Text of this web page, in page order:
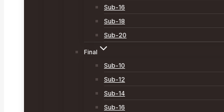
Sub-16
Sub-18
Sub-20
Final
Sub-10
Sub-12
Sub-14
Sub-16